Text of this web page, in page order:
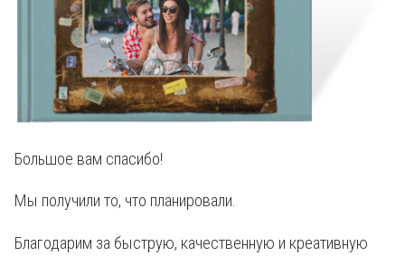
Большое вам спасибо!
Мы получили то, что планировали.
Благодарим за быструю, качественную и креативную